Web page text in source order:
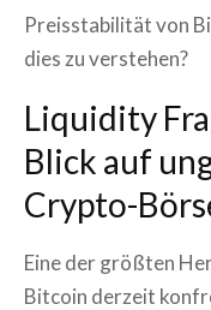
Preisstabilität von
dies zu verstehen?
Liquidity
Blick auf
Crypto-
Eine der größten
Bitcoin derzeit